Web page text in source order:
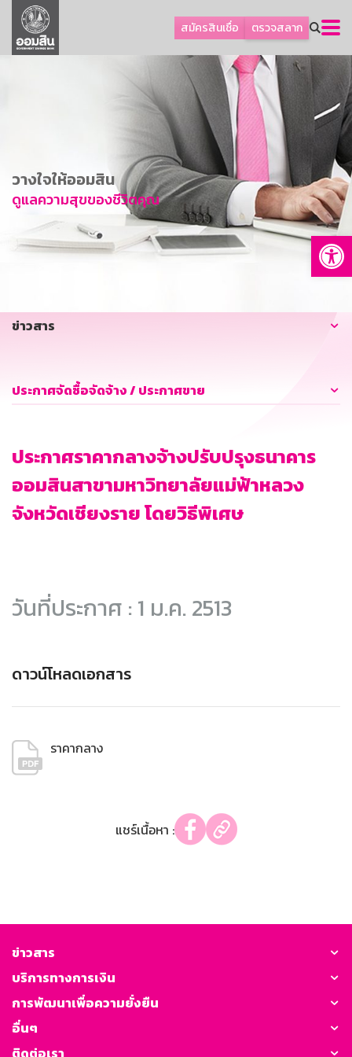
สมัครสินเชื่อ ตรวจสลาก
ลูกค้าธุรกิจ
ลูกค้าผู้ประกอบรายย่อย
การพัฒนาที่ยั่งยืน
ข่าวสาร
บริการทางการเงิน
อื่นๆ
วางใจให้ออมสิน
ดูแลความสุขของชีวิตคุณ
ข่าวสาร
ประกาศจัดซื้อจัดจ้าง / ประกาศขาย
ประกาศราคากลางจ้างปรับปรุงธนาคาร
ออมสินสาขามหาวิทยาลัยแม่ฟ้าหลวง
จังหวัดเชียงราย โดยวิธีพิเศษ
วันที่ประกาศ : 1 ม.ค. 2513
ดาวน์โหลดเอกสาร
ราคากลาง
แชร์เนื้อหา :
ข่าวสาร
บริการทางการเงิน
การพัฒนาเพื่อความยั่งยืน
อื่นๆ